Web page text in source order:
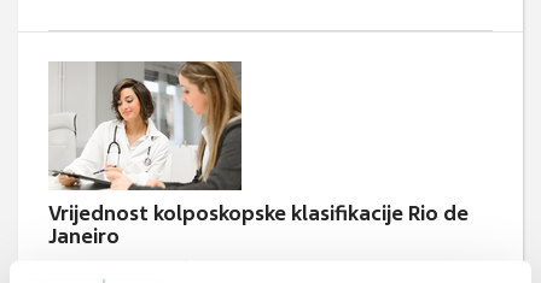
Vrijednost kolposkopske klasifikacije Rio de
Janeiro